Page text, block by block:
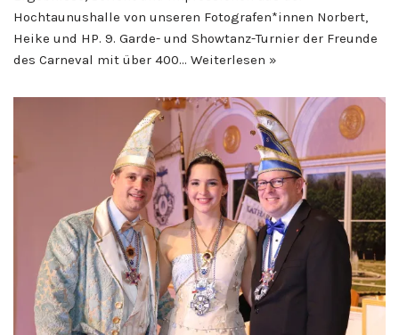
Hochtaunushalle von unseren Fotografen*innen Norbert,
Heike und HP. 9. Garde- und Showtanz-Turnier der Freunde
des Carneval mit über 400… Weiterlesen »